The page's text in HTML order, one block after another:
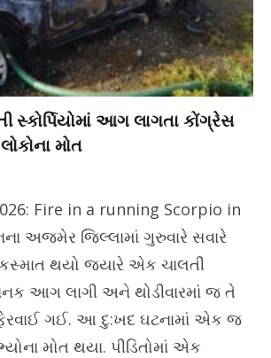
સ્કોર્પિયોમાં આગ લાગતા કોંગ્રેસ
મોત
Fire in a running Scorpio in
અજમેર જિલ્લામાં ગુરુવારે સવારે
થયો જ્યારે એક ચાલતી
આગ લાગી અને થોડીવારમાં જ તે
ગઈ. આ દુ:ખદ ઘટનામાં એક જ
મોત થયા. પીડિતોમાં એક